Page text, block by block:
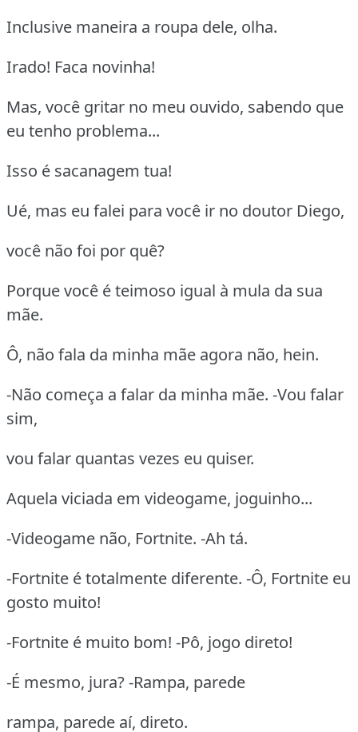
Inclusive maneira a roupa dele, olha.
Irado! Faca novinha!
Mas, você gritar no meu ouvido, sabendo que
eu tenho problema...
Isso é sacanagem tua!
Ué, mas eu falei para você ir no doutor Diego,
você não foi por quê?
Porque você é teimoso igual à mula da sua
mãe.
Ô, não fala da minha mãe agora não, hein.
-Não começa a falar da minha mãe. -Vou falar
sim,
vou falar quantas vezes eu quiser.
Aquela viciada em videogame, joguinho...
-Videogame não, Fortnite. -Ah tá.
-Fortnite é totalmente diferente. -Ô, Fortnite eu
gosto muito!
-Fortnite é muito bom! -Pô, jogo direto!
-É mesmo, jura? -Rampa, parede
rampa, parede aí, direto.